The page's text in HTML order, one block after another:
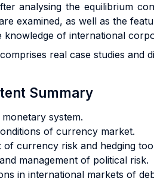
analysing the equilibrium
examined, as well as the
knowledge of international
real case studies
Summary
system.
of currency market.
of currency risk and hedging
management of political risk.
in international markets of